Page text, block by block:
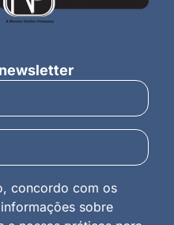
concordo com os
sobre